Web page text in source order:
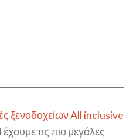
ξενοδοχείων All inclusive
τις πιο μεγάλες